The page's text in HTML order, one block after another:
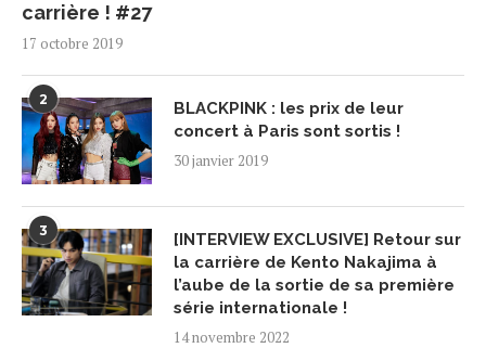
carrière ! #27
17 octobre 2019
2
BLACKPINK : les prix de leur
concert à Paris sont sortis !
30 janvier 2019
3
[INTERVIEW EXCLUSIVE] Retour sur
la carrière de Kento Nakajima à
l’aube de la sortie de sa première
série internationale !
14 novembre 2022